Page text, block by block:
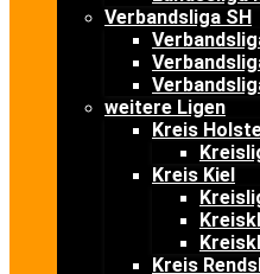
Verbandsliga SH
weitere Ligen
Kreis
Kreis Kiel
Kreis